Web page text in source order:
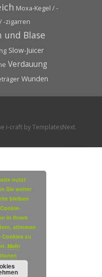
Moxa-Kegel / -
-zigarren
und Blase
Slow-Juicer
Verdauung
Wunden
i-craft by TemplatesNext.
nutzt
Sie weiter
bleiben
in Ihrem
stimmen
Cookies zu
Mehr